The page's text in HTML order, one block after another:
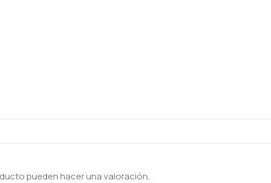
pueden hacer una valoración.